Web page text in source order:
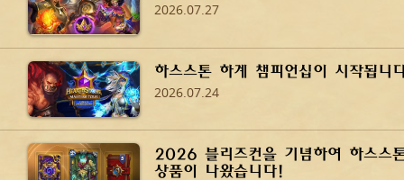
2026.07.27
하스스톤 하계 챔피언십이 시작됩니
2026.07.24
2026 블리즈컨을 기념하여 하스스
상품이 나왔습니다!